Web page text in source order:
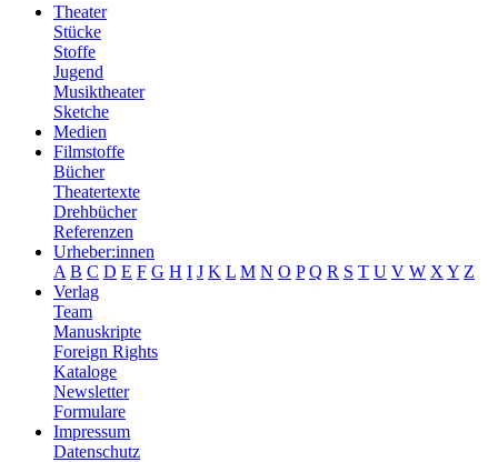
Theater
Stücke
Stoffe
Jugend
Musiktheater
Sketche
Medien
Filmstoffe
Bücher
Theatertexte
Drehbücher
Referenzen
Urheber:innen
A B C D E F G H I J K L M N O P Q R S T U V W X Y Z
Verlag
Team
Manuskripte
Foreign Rights
Kataloge
Newsletter
Formulare
Impressum
Datenschutz